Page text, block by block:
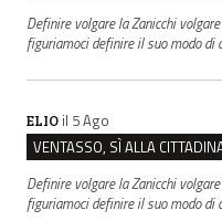
Definire volgare la Zanicchi
figuriamoci definire il suo modo di
ELIO il 5 Ago
Definire volgare la Zanicchi
figuriamoci definire il suo modo di